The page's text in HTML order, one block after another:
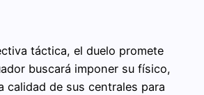
táctica, el duelo promete
buscará imponer su físico,
calidad de sus centrales para